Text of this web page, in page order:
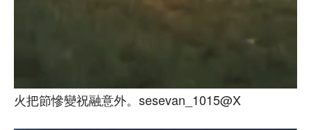
火把節慘變祝融意外。sesevan_1015@X